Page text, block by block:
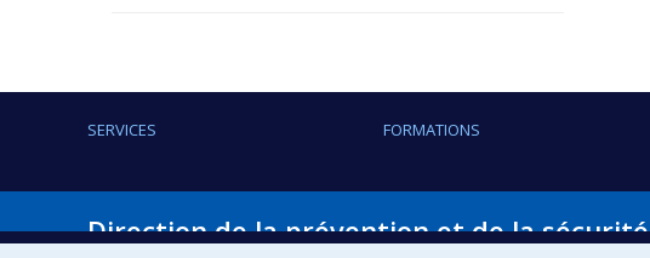
SERVICES FORMATIONS
Direction de la prévention et de la sécurité